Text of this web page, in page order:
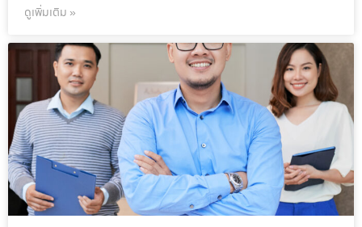
ดูเพิ่มเติม »